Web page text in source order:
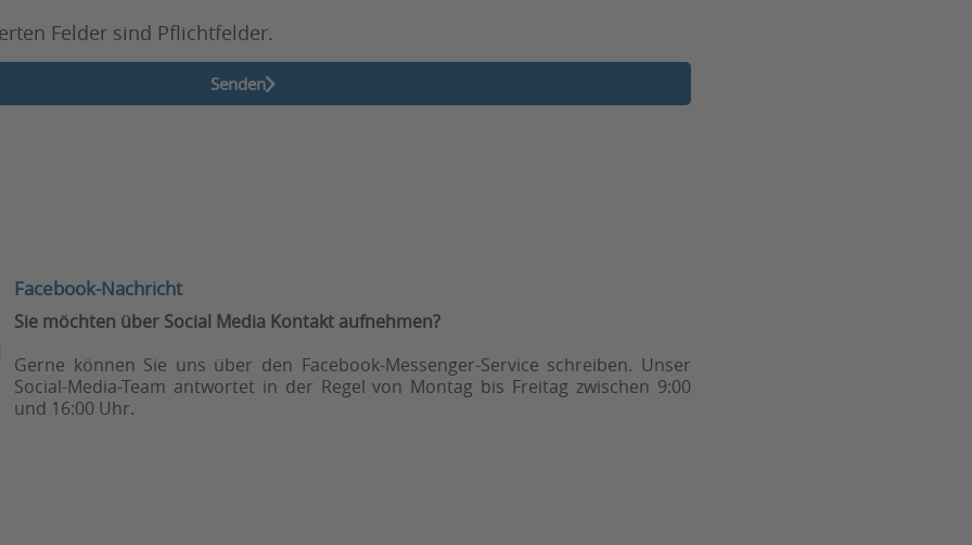
Felder sind Pflichtfelder.
Senden
Facebook-Nachricht
Sie möchten über Social Media Kontakt aufnehmen?
Gerne können Sie uns über den Facebook-Messenger-Service schreiben. Unser
Social-Media-Team antwortet in der Regel von Montag bis Freitag zwischen 9:00
und 16:00 Uhr.